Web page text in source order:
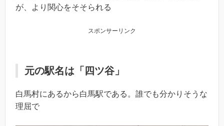
が、より関心をそそられる
スポンサーリンク
元の駅名は「四ツ谷」
白馬村にあるから白馬駅である。誰でも分かりそうな
理屈で